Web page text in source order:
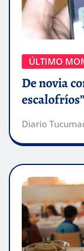
ÚLTIMO
De novia
escalofríos”
Diario